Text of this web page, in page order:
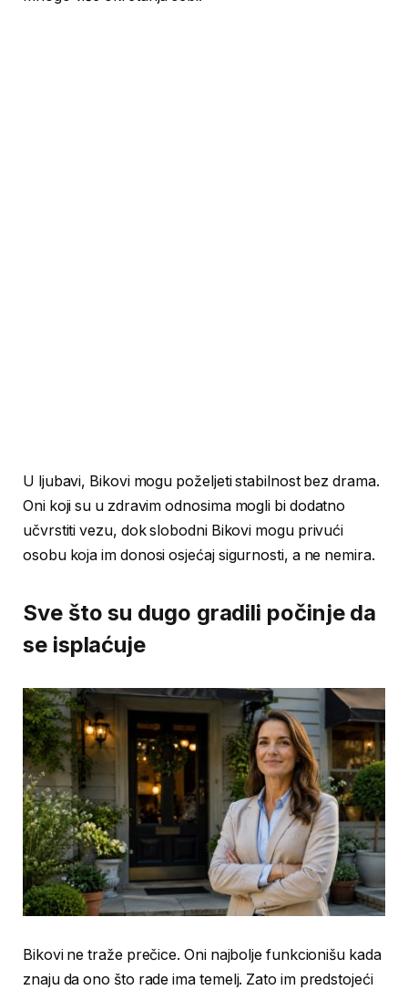
U ljubavi, Bikovi mogu poželjeti stabilnost bez drama.
Oni koji su u zdravim odnosima mogli bi dodatno
učvrstiti vezu, dok slobodni Bikovi mogu privući
osobu koja im donosi osjećaj sigurnosti, a ne nemira.
Sve što su dugo gradili počinje da
se isplaćuje
Bikovi ne traže prečice. Oni najbolje funkcionišu kada
znaju da ono što rade ima temelj. Zato im predstojeći